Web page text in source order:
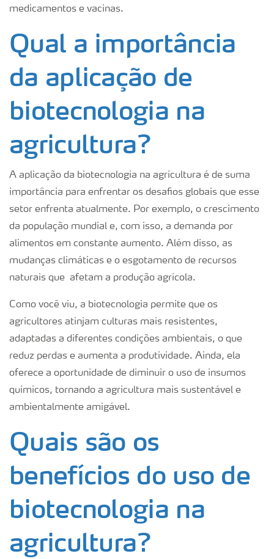
medicamentos e vacinas.
Qual a importância
da aplicação de
biotecnologia na
agricultura?
A aplicação da biotecnologia na agricultura é de suma
importância para enfrentar os desafios globais que esse
setor enfrenta atualmente. Por exemplo, o crescimento
da população mundial e, com isso, a demanda por
alimentos em constante aumento. Além disso, as
mudanças climáticas e o esgotamento de recursos
naturais que afetam a produção agrícola.
Como você viu, a biotecnologia permite que os
agricultores atinjam culturas mais resistentes,
adaptadas a diferentes condições ambientais, o que
reduz perdas e aumenta a produtividade. Ainda, ela
oferece a oportunidade de diminuir o uso de insumos
químicos, tornando a agricultura mais sustentável e
ambientalmente amigável.
Quais são os
benefícios do uso de
biotecnologia na
agricultura?